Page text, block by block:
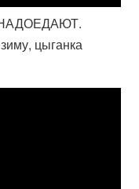
НАДОЕДАЮТ.
цыганка